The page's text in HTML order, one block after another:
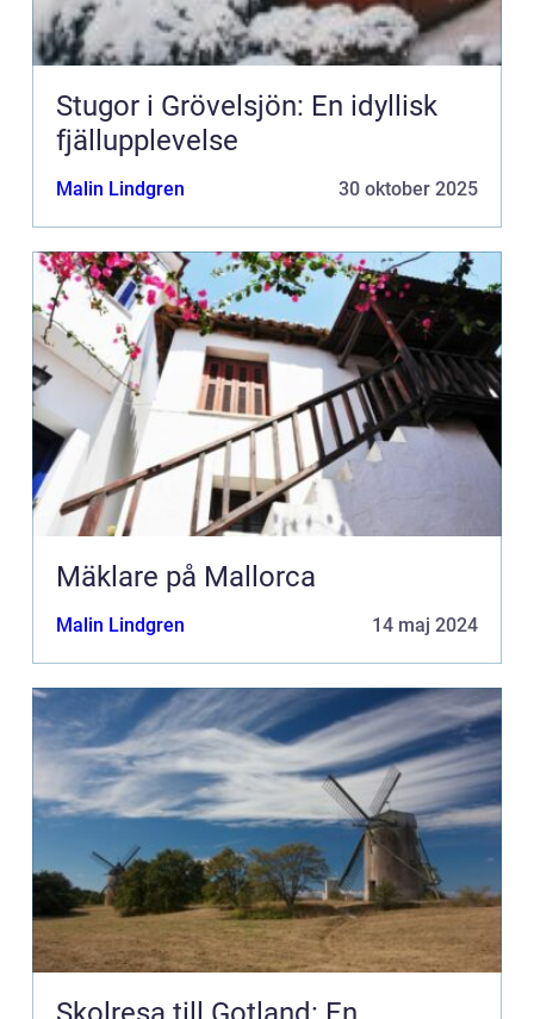
Stugor i Grövelsjön: En idyllisk
fjällupplevelse
Malin Lindgren 30 oktober 2025
Mäklare på Mallorca
Malin Lindgren 14 maj 2024